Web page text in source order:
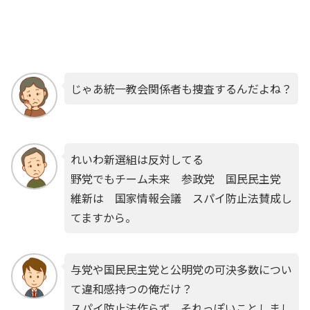
じゃあ統一教会関係者も捜査するんだよね？
れいわ新選組は反対してる
野党でもチーム未来 参政党 国民民主党
維新は 国家情報会議 スパイ防止法賛成し
てますから。
与党や国民民主党と公明党の可決多数につい
て違和感持つの俺だけ？